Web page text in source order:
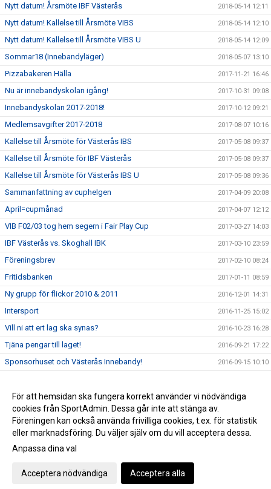
Nytt datum! Årsmöte IBF Västerås 2018-05-14 12:11
Nytt datum! Kallelse till Årsmöte VIBS 2018-05-14 12:10
Nytt datum! Kallelse till Årsmöte VIBS U 2018-05-14 12:09
Sommar18 (Innebandyläger) 2018-05-07 13:10
Pizzabakeren Hälla 2017-11-21 16:46
Nu är innebandyskolan igång! 2017-10-31 09:08
Innebandyskolan 2017-2018! 2017-10-12 09:21
Medlemsavgifter 2017-2018 2017-08-07 10:16
Kallelse till Årsmöte för Västerås IBS 2017-05-08 09:37
Kallelse till Årsmöte för IBF Västerås 2017-05-08 09:37
Kallelse till Årsmöte för Västerås IBS U 2017-05-08 09:36
Sammanfattning av cuphelgen 2017-04-09 20:08
April=cupmånad 2017-04-07 12:12
VIB F02/03 tog hem segern i Fair Play Cup 2017-03-27 14:03
IBF Västerås vs. Skoghall IBK 2017-03-10 23:59
Föreningsbrev 2017-02-10 08:24
Fritidsbanken 2017-01-11 08:59
Ny grupp för flickor 2010 & 2011 2016-12-01 14:31
Intersport 2016-11-25 15:02
Vill ni att ert lag ska synas? 2016-10-23 16:28
Tjäna pengar till laget! 2016-09-21 17:22
Sponsorhuset och Västerås Innebandy! 2016-09-15 10:10
Låt ditt företag synas med Västerås Innebandy 2016-09-01 08:40
Välkommen! 2015-08-18 12:38
Gå till Webbversion
För att hemsidan ska fungera korrekt använder vi nödvändiga
cookies från SportAdmin. Dessa går inte att stänga av.
Föreningen kan också använda frivilliga cookies, t.ex. för statistik
eller marknadsföring. Du väljer själv om du vill acceptera dessa.
Anpassa dina val
Acceptera nödvändiga Acceptera alla